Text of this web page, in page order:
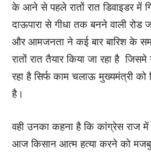
के आने से पहले रातों रात डिवाइडर में
दाऊपारा से गीधा तक बनने वाली रोड
और आमजनता ने कई बार बारिश के
रातों रात तैयार किया जा रहा है जिसमे
रहा है सिर्फ काम चलाऊ मुख्यमंत्री को
है।
वही उनका कहना है कि कांग्रेस राज
आज किसान आत्म हत्या करने को